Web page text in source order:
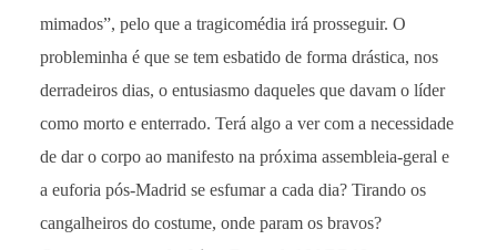
mimados”, pelo que a tragicomédia irá prosseguir. O
probleminha é que se tem esbatido de forma drástica, nos
derradeiros dias, o entusiasmo daqueles que davam o líder
como morto e enterrado. Terá algo a ver com a necessidade
de dar o corpo ao manifesto na próxima assembleia-geral e
a euforia pós-Madrid se esfumar a cada dia? Tirando os
cangalheiros do costume, onde param os bravos?